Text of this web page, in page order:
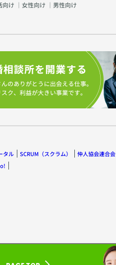
向け ｜ 女性向け ｜ 男性向け
タル SCRUM（スクラム） 仲人協会連合会